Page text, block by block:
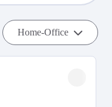
Home-Office